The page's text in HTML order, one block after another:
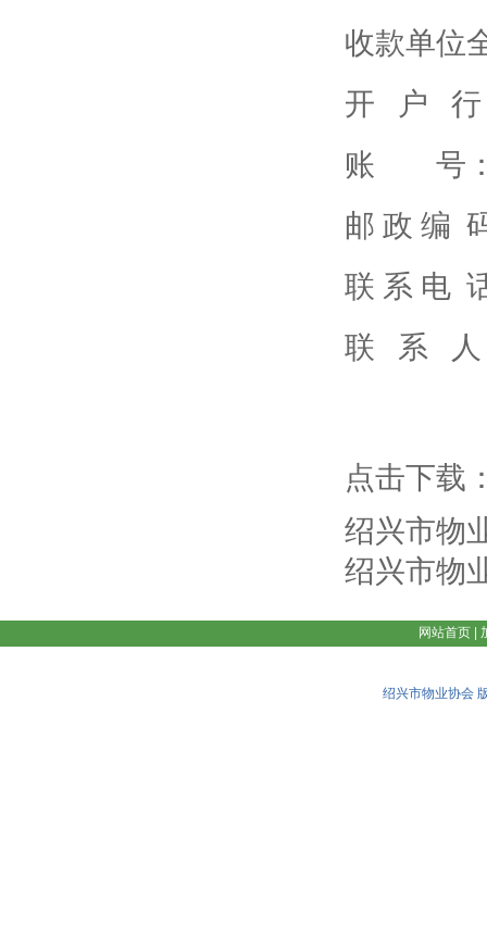
收款单位
开 户 行
账 号
邮 政 编
联 系 电
联 系 人
点击下载
绍兴市物
绍兴市物
网站首页
绍兴市物业协会